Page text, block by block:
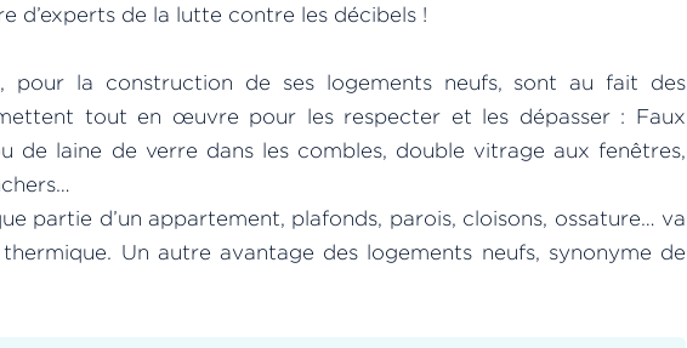
d’experts de la lutte contre les décibels !
pour la construction de ses logements neufs, sont au fait des
tout en œuvre pour les respecter et les dépasser : Faux
de laine de verre dans les combles, double vitrage aux fenêtres,
partie d’un appartement, plafonds, parois, cloisons, ossature… va
Un autre avantage des logements neufs, synonyme de